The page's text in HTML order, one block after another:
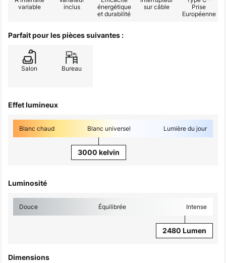
variable
inclus
énergétique
et durabilité
sur câble
Prise
Européenne
Parfait pour les pièces suivantes :
Salon Bureau
Effet lumineux
Blanc chaud Blanc universel Lumière du jour
3000 kelvin
Luminosité
Douce Équilibrée Intense
2480 Lumen
Dimensions